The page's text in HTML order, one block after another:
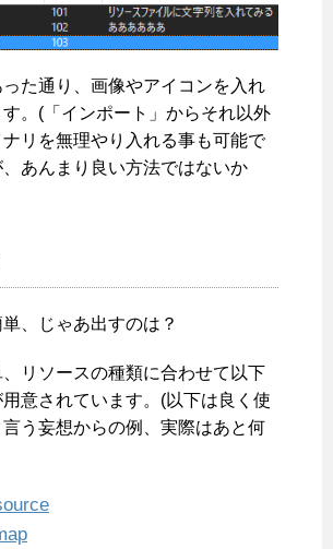
った通り、画像やアイコンを入れ
。(「インポート」からそれ以外
リを無理やり入れる事も可能で
あんまり良い方法ではないか
、じゃあ出すのは？
リソースの種類に合わせて以下
意されています。(以下は良く使
言う妄想からの例、実際はあと何